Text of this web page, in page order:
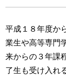
平成１８年度か
業生や高等専門
来からの３年課
了生も受け入れ